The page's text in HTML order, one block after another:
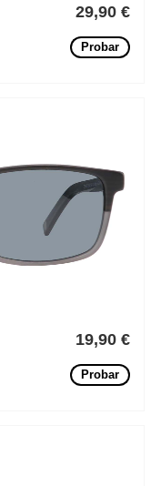
29,90 €
Probar
19,90 €
Probar